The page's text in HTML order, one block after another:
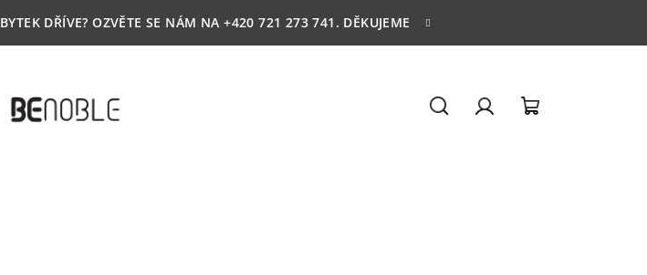
DŘÍVE? OZVĚTE SE NÁM NA +420 721 273 741. DĚKUJEME